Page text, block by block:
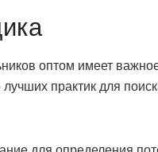
оптом имеет
практик для